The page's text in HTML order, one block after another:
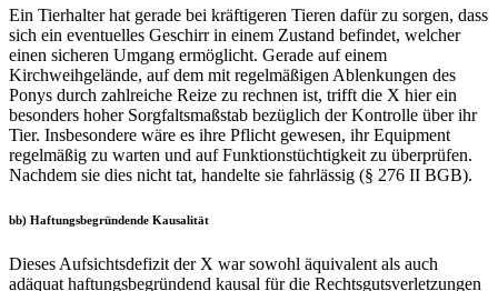
Ein Tierhalter hat gerade bei kräftigeren Tieren dafür zu sorgen, dass
sich ein eventuelles Geschirr in einem Zustand befindet, welcher
einen sicheren Umgang ermöglicht. Gerade auf einem
Kirchweihgelände, auf dem mit regelmäßigen Ablenkungen des
Ponys durch zahlreiche Reize zu rechnen ist, trifft die X hier ein
besonders hoher Sorgfaltsmaßstab bezüglich der Kontrolle über ihr
Tier. Insbesondere wäre es ihre Pflicht gewesen, ihr Equipment
regelmäßig zu warten und auf Funktionstüchtigkeit zu überprüfen.
Nachdem sie dies nicht tat, handelte sie fahrlässig (§ 276 II BGB).
bb) Haftungsbegründende Kausalität
Dieses Aufsichtsdefizit der X war sowohl äquivalent als auch
adäquat haftungsbegründend kausal für die Rechtsgutsverletzungen